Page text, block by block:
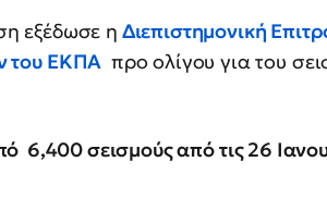
εξέδωσε η Διεπιστημονική
του ΕΚΠΑ προ ολίγου για του
6,400 σεισμούς από τις 26